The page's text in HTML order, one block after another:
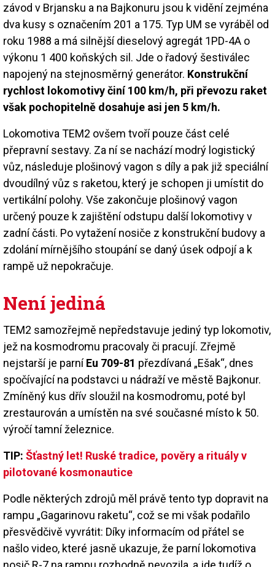
závod v Brjansku a na Bajkonuru jsou k vidění zejména
dva kusy s označením 201 a 175. Typ UM se vyráběl od
roku 1988 a má silnější dieselový agregát 1PD-4A o
výkonu 1 400 koňských sil. Jde o řadový šestiválec
napojený na stejnosměrný generátor. Konstrukční
rychlost lokomotivy činí 100 km/h, při převozu raket
však pochopitelně dosahuje asi jen 5 km/h.
Lokomotiva TEM2 ovšem tvoří pouze část celé
přepravní sestavy. Za ní se nachází modrý logistický
vůz, následuje plošinový vagon s díly a pak již speciál­ní
dvoudílný vůz s raketou, který je schopen ji umístit do
vertikální polohy. Vše zakončuje plošinový vagon
určený pouze k zajištění odstupu další lokomotivy v
zadní části. Po vytažení nosiče z konstrukční budovy a
zdolání mírnějšího stoupání se daný úsek odpojí a k
rampě už nepokračuje.
Není jediná
TEM2 samozřejmě nepředstavuje jediný typ lokomotiv,
jež na kosmodromu pracovaly či pracují. Zřejmě
nejstarší je parníEu 709-81 přezdívaná „Ešak“, dnes
spočívající na podstavci u nádraží ve městě Bajkonur.
Zmíněný kus dřív sloužil na kosmodromu, poté byl
zrestaurován a umístěn na své současné místo k 50.
výročí tamní železnice.
TIP: Šťastný let! Ruské tradice, pověry a rituály v
pilotované kosmonautice
Podle některých zdrojů měl právě tento typ dopravit na
rampu „Gagarinovu raketu“, což se mi však podařilo
přesvědčivě vyvrátit: Díky informacím od přátel se
našlo video, které jasně ukazuje, že parní lokomotiva